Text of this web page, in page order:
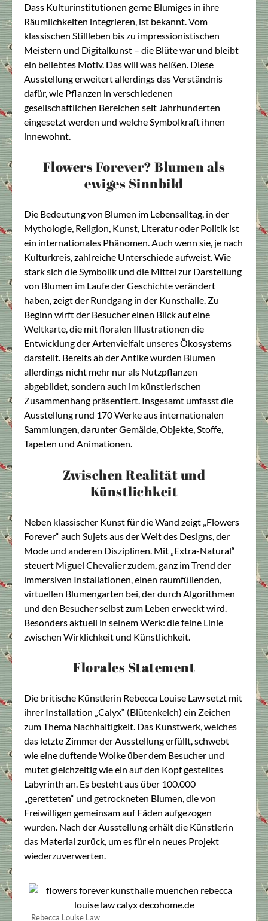
Dass Kulturinstitutionen gerne Blumiges in ihre
Räumlichkeiten integrieren, ist bekannt. Vom
klassischen Stillleben bis zu impressionistischen
Meistern und Digitalkunst – die Blüte war und bleibt
ein beliebtes Motiv. Das will was heißen. Diese
Ausstellung erweitert allerdings das Verständnis
dafür, wie Pflanzen in verschiedenen
gesellschaftlichen Bereichen seit Jahrhunderten
eingesetzt werden und welche Symbolkraft ihnen
innewohnt.
Flowers Forever? Blumen als
ewiges Sinnbild
Die Bedeutung von Blumen im Lebensalltag, in der
Mythologie, Religion, Kunst, Literatur oder Politik ist
ein internationales Phänomen. Auch wenn sie, je nach
Kulturkreis, zahlreiche Unterschiede aufweist. Wie
stark sich die Symbolik und die Mittel zur Darstellung
von Blumen im Laufe der Geschichte verändert
haben, zeigt der Rundgang in der Kunsthalle. Zu
Beginn wirft der Besucher einen Blick auf eine
Weltkarte, die mit floralen Illustrationen die
Entwicklung der Artenvielfalt unseres Ökosystems
darstellt. Bereits ab der Antike wurden Blumen
allerdings nicht mehr nur als Nutzpflanzen
abgebildet, sondern auch im künstlerischen
Zusammenhang präsentiert. Insgesamt umfasst die
Ausstellung rund 170 Werke aus internationalen
Sammlungen, darunter Gemälde, Objekte, Stoffe,
Tapeten und Animationen.
Zwischen Realität und
Künstlichkeit
Neben klassischer Kunst für die Wand zeigt „Flowers
Forever“ auch Sujets aus der Welt des Designs, der
Mode und anderen Disziplinen. Mit „Extra-Natural“
steuert Miguel Chevalier zudem, ganz im Trend der
immersiven Installationen, einen raumfüllenden,
virtuellen Blumengarten bei, der durch Algorithmen
und den Besucher selbst zum Leben erweckt wird.
Besonders aktuell in seinem Werk: die feine Linie
zwischen Wirklichkeit und Künstlichkeit.
Florales Statement
Die britische Künstlerin Rebecca Louise Law setzt mit
ihrer Installation „Calyx“ (Blütenkelch) ein Zeichen
zum Thema Nachhaltigkeit. Das Kunstwerk, welches
das letzte Zimmer der Ausstellung erfüllt, schwebt
wie eine duftende Wolke über dem Besucher und
mutet gleichzeitig wie ein auf den Kopf gestelltes
Labyrinth an. Es besteht aus über 100.000
„geretteten“ und getrockneten Blumen, die von
Freiwilligen gemeinsam auf Fäden aufgezogen
wurden. Nach der Ausstellung erhält die Künstlerin
das Material zurück, um es für ein neues Projekt
wiederzuverwerten.
Rebecca Louise Law